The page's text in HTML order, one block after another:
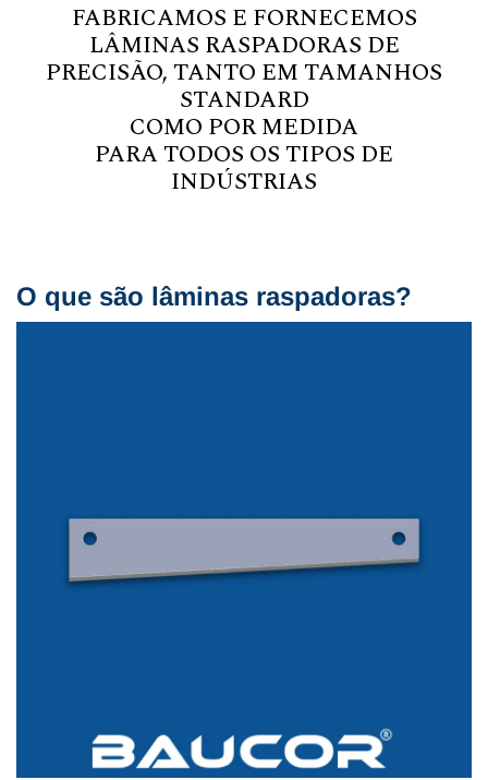
FABRICAMOS E FORNECEMOS
LÂMINAS RASPADORAS DE
PRECISÃO, TANTO EM TAMANHOS
STANDARD
COMO POR MEDIDA
PARA TODOS OS TIPOS DE
INDÚSTRIAS
O que são lâminas raspadoras?